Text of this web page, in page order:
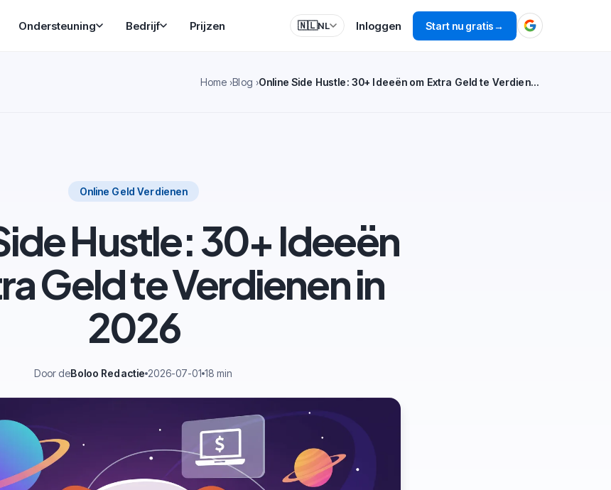
Ondersteuning Bedrijf Prijzen 🇳🇱NL Inloggen Start nu gratis→
Home Blog Online Side Hustle: 30+ Ideeën om Extra Geld te Verdienen in 2026
Online Geld Verdienen
Hustle: 30+ Ideeën
Geld te Verdienen in
2026
Door deBoloo Redactie 2026-07-01 18 min